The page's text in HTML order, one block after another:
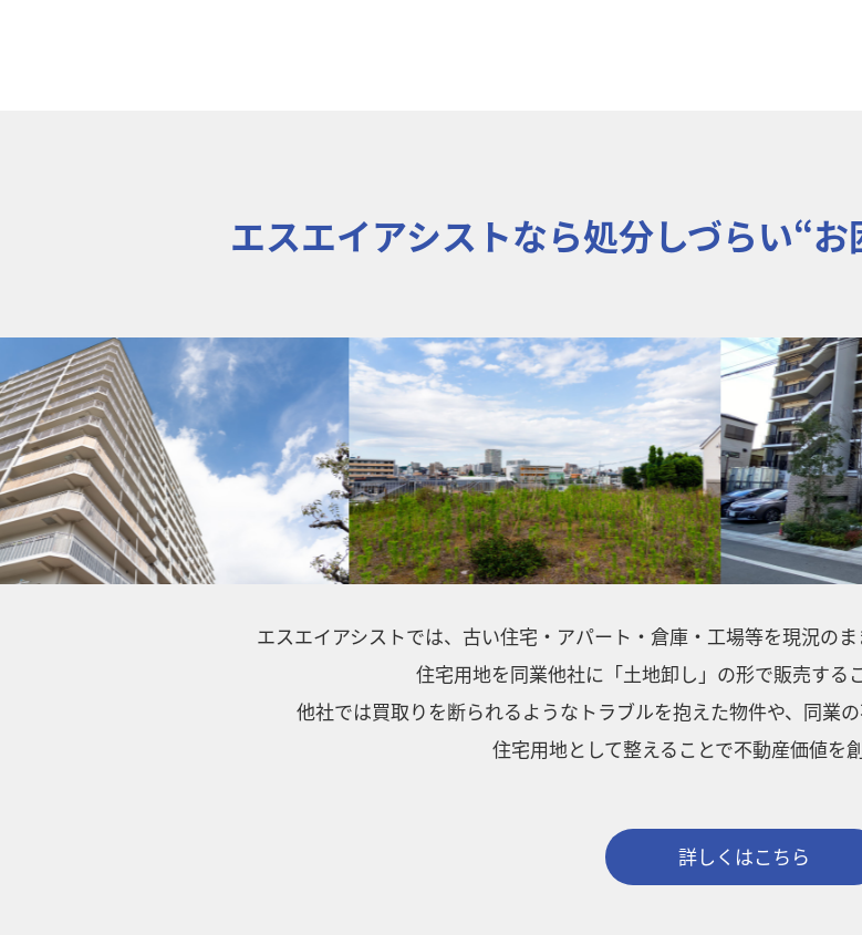
エスエイアシストなら処分しづらい“お
エスエイアシストでは、 古い住宅・アパート・倉庫・工場等を現況のま
住宅用地を同業他社に「土地卸し」の形で販売する
他社では買取りを断られるようなトラブルを抱えた物件や、同業
住宅用地として整えることで不動産価値を
詳しくはこちら